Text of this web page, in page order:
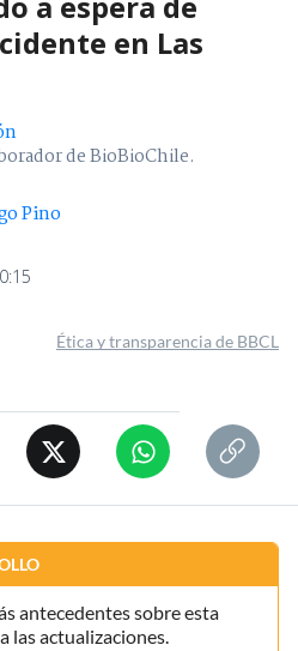
en Las
de BioBioChile.
Pino
Ética y transparencia de BBCL
antecedentes sobre esta
las actualizaciones.